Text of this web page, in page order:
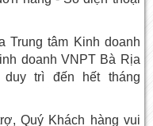
Trung tâm Kinh doanh
doanh VNPT Bà Rịa
trì đến hết tháng
Quý Khách hàng vui